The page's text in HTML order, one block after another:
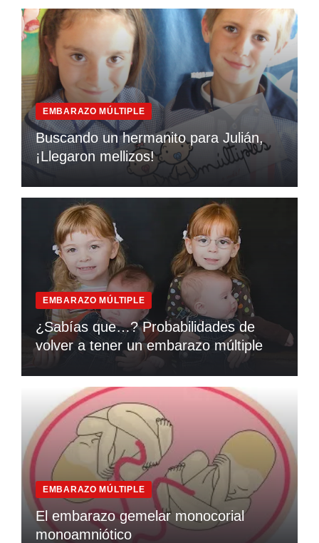
EMBARAZO MÚLTIPLE
Buscando un hermanito para Julián,
¡Llegaron mellizos!
EMBARAZO MÚLTIPLE
¿Sabías que…? Probabilidades de
volver a tener un embarazo múltiple
EMBARAZO MÚLTIPLE
El embarazo gemelar monocorial
monoamniótico